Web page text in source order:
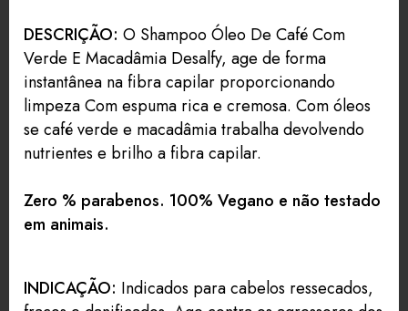
DESCRIÇÃO: O Shampoo Óleo De Café Com
Verde E Macadâmia Desalfy, age de forma
instantânea na fibra capilar proporcionando
limpeza Com espuma rica e cremosa. Com óleos
se café verde e macadâmia trabalha devolvendo
nutrientes e brilho a fibra capilar.
Zero % parabenos. 100% Vegano e não testado
em animais.
INDICAÇÃO: Indicados para cabelos ressecados,